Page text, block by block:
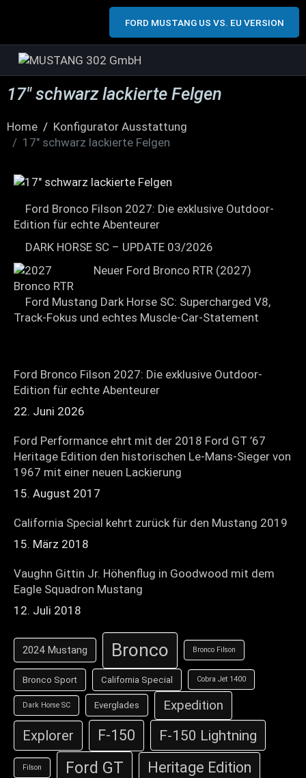
FORD MUSTANG US VS. EU VERSION
17″ schwarz lackierte Felgen
Home
Konfigurator Ausstattung
17″ schwarz lackierte Felgen
Ford Bronco Filson 2027: Die exklusive Outdoor-
Edition für echte Abenteurer
DARK HORSE SC – UPDATE 03/2026
Neuer Ford Bronco RTR (2027)
Ford Mustang Dark Horse SC: Supercharged V8,
Track-Fokus und echtes Muscle-Car-Statement
Ford Bronco Filson 2027: Die exklusive Outdoor-
Edition für echte Abenteurer
22. Juni 2026
Ford Performance ehrt mit der 2018 Ford GT ’67
Heritage Edition den historischen Le-Mans-Sieger von
1967 mit einer neuen Lackierung
15. August 2017
California Special kehrt zurück für den Mustang 2019
15. März 2018
Vaughn Gittin Jr. Höhenflug in Goodwood mit dem
Eagle Squadron Mustang
12. Juli 2018
2024 Mustang Bronco Bronco Filson
Bronco Sport California Special Cobra Jet 1400
Dark Horse SC Everglades Expedition
Explorer F-150 F-150 Lightning
Filson Ford GT Heritage Edition